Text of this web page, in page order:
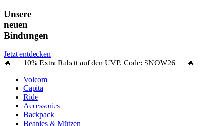
Unsere
neuen
Bindungen
Jetzt entdecken
🔥 10% Extra Rabatt auf den UVP. Code: SNOW26 🔥
Volcom
Capita
Ride
Accessories
Backpack
Beanies & Mützen